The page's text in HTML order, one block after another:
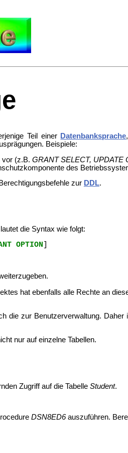
Teil einer Datenbanksprache
Beispiele:
vor (z.B. GRANT SELECT, UPDATE
des
zur DDL.
die Syntax wie folgt:
OPTION
hat ebenfalls alle Rechte an
die zur Benutzerverwaltung.
nur auf einzelne Tabellen.
Zugriff auf die Tabelle Student.
DSN8ED6auszuführen.